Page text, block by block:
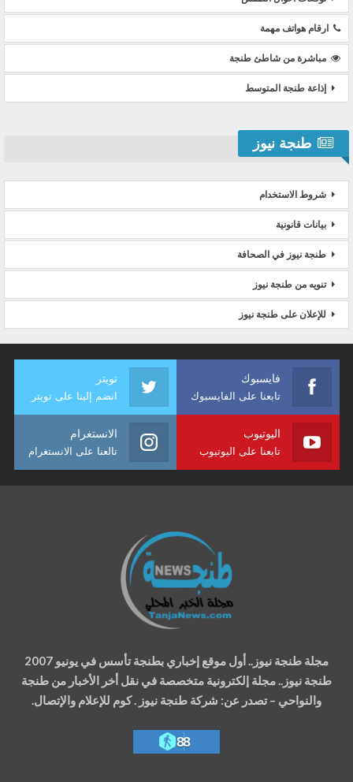
ارقام هواتف مهمة
مباشرة من شاطئ طنجة
إذاعة طنجة المتوسط
طنجة نيوز
شروط الاستخدام
بيانات قانونية
طنجة نيوز في الصحافة
تنويه من طنجة نيوز
للإعلان على طنجة نيوز
فايسبوك
تابعنا على الفايسبوك
تويتر
انضم إلينا على تويتر
اليوتيوب
تابعنا على اليوتيوب
الانستغرام
تالعنا على الانستغرام
مجلة طنجة نيوز.. أول موقع إخباري بطنجة تأسس في يونيو 2007
طنجة نيوز.. مجلة إلكترونية متخصصة في نقل أخر الأخبار من طنجة
والنواحي – تصدر عن: شركة طنجة نيوز . كوم للإعلام والإتصال.
88